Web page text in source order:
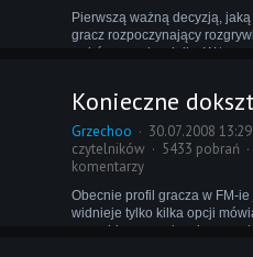
Pierwszą ważną decyzją,
gracz rozpoczynający
wybór grywalnych lig. W ten
żałować, ale odwrotu nie ma.
Konieczne
Grzechoo
30.07.2008 13:29
czytelników
5433 pobrań
komentarzy
Obecnie profil gracza w FM-
widnieje tylko kilka opcji
sposobie prowadzenia